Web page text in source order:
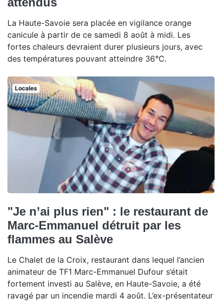
La Haute-Savoie sera placée en vigilance orange
canicule à partir de ce samedi 8 août à midi. Les
fortes chaleurs devraient durer plusieurs jours, avec
des températures pouvant atteindre 36°C.
Locales
"Je n’ai plus rien" : le restaurant de
Marc-Emmanuel détruit par les
flammes au Salève
Le Chalet de la Croix, restaurant dans lequel l’ancien
animateur de TF1 Marc-Emmanuel Dufour s’était
fortement investi au Salève, en Haute-Savoie, a été
ravagé par un incendie mardi 4 août. L’ex-présentateur